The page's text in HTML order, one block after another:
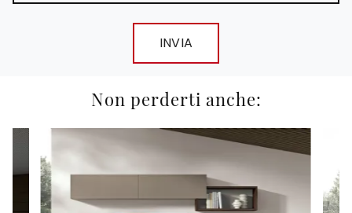
INVIA
Non perderti anche: